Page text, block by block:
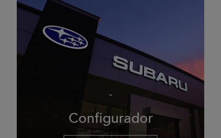
Configurador